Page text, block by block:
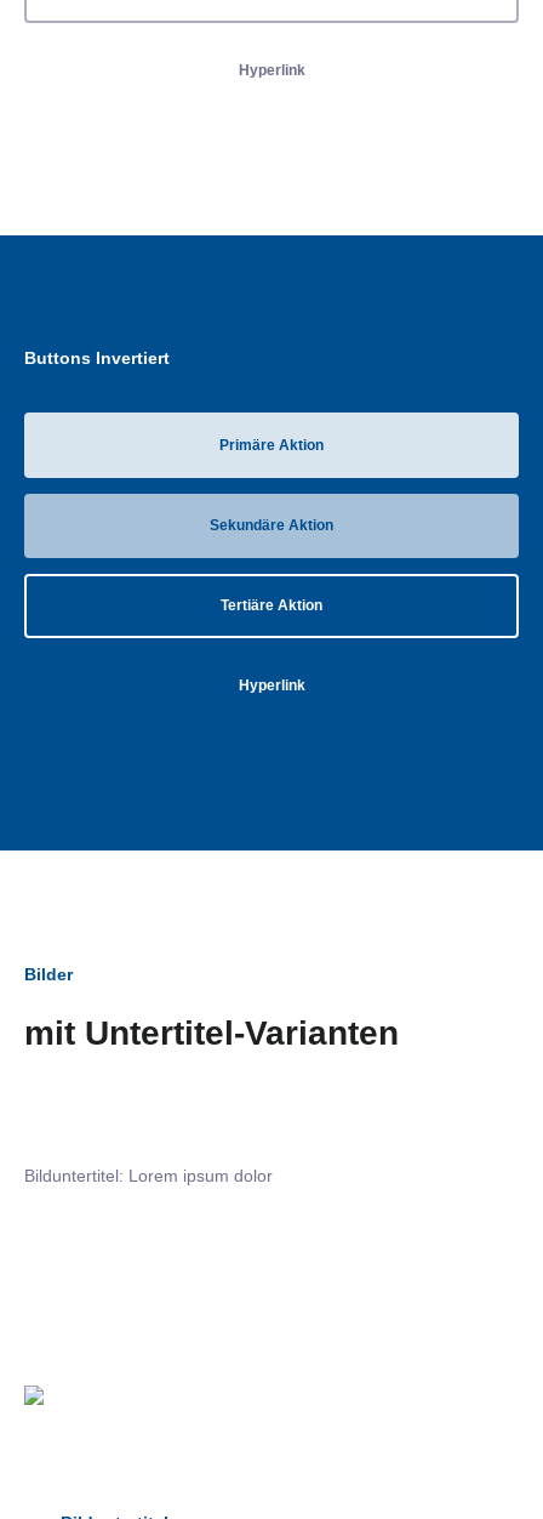
Hyperlink
Buttons Invertiert
Primäre Aktion
Sekundäre Aktion
Tertiäre Aktion
Hyperlink
Bilder
mit Untertitel-Varianten
Bilduntertitel: Lorem ipsum dolor